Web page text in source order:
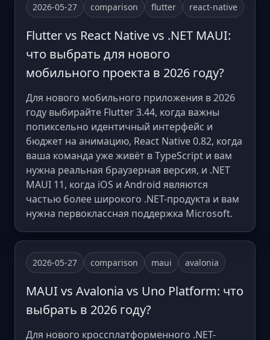
2026-05-27 comparison flutter react-native
Flutter vs React Native vs .NET MAUI:
что выбрать для нового
мобильного проекта в 2026 году?
Для нового мобильного приложения в 2026
году выбирайте Flutter 3.44, когда важны
попиксельно идентичный интерфейс и
бюджет на анимацию, React Native 0.82, когда
ваша команда уже живёт в TypeScript и вам
нужна реальная браузерная версия, и .NET
MAUI 11, когда iOS и Android являются
частью более широкого .NET-продукта и вам
нужна первоклассная поддержка Microsoft.
2026-05-27 comparison maui avalonia
MAUI vs Avalonia vs Uno Platform: что
выбрать в 2026 году?
Для нового кроссплатформенного .NET-